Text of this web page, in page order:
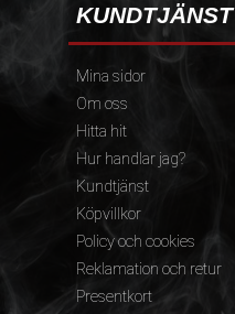
KUNDTJÄNST
Mina sidor
Om oss
Hitta hit
Hur handlar jag?
Kundtjänst
Köpvillkor
Policy och cookies
Reklamation och retur
Presentkort